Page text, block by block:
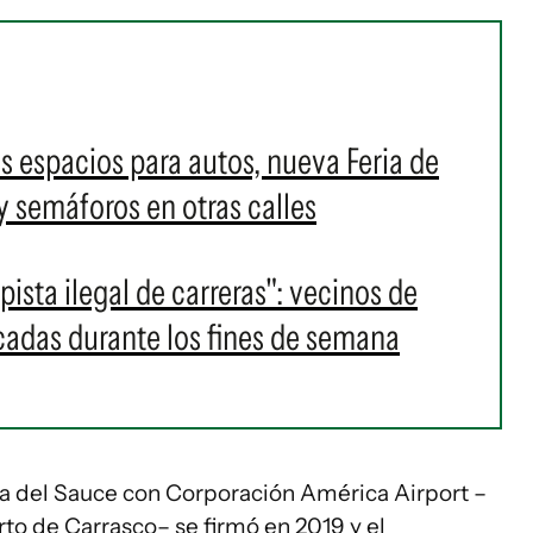
espacios para autos, nueva Feria de
semáforos en otras calles
ilegal de carreras": vecinos de
durante los fines de semana
del Sauce con Corporación América Airport –
de Carrasco– se firmó en 2019 y el